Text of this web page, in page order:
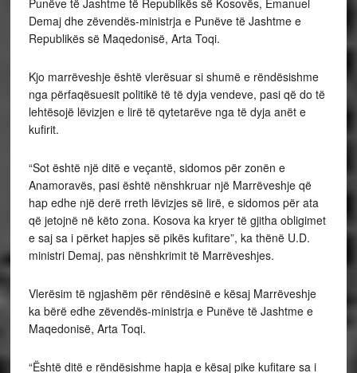
Demaj dhe zëvendës-ministrja e Punëve të Jashtme e
Republikës së Maqedonisë, Arta Toqi.
Kjo marrëveshje është vlerësuar si shumë e rëndësishme
nga përfaqësuesit politikë të të dyja vendeve, pasi që do të
lehtësojë lëvizjen e lirë të qytetarëve nga të dyja anët e
kufirit.
“Sot është një ditë e veçantë, sidomos për zonën e
Anamoravës, pasi është nënshkruar një Marrëveshje që
hap edhe një derë rreth lëvizjes së lirë, e sidomos për ata
që jetojnë në këto zona. Kosova ka kryer të gjitha obligimet
e saj sa i përket hapjes së pikës kufitare”, ka thënë U.D.
ministri Demaj, pas nënshkrimit të Marrëveshjes.
Vlerësim të ngjashëm për rëndësinë e kësaj Marrëveshje
ka bërë edhe zëvendës-ministrja e Punëve të Jashtme e
Maqedonisë, Arta Toqi.
“Është ditë e rëndësishme hapja e kësaj pike kufitare sa i